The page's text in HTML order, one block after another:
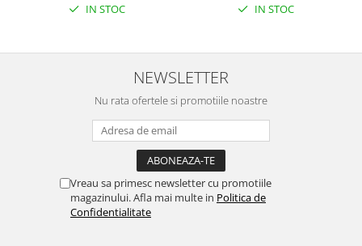
IN STOC IN STOC
NEWSLETTER
Nu rata ofertele si promotiile noastre
Vreau sa primesc newsletter cu promotiile
magazinului. Afla mai multe in Politica de
Confidentialitate